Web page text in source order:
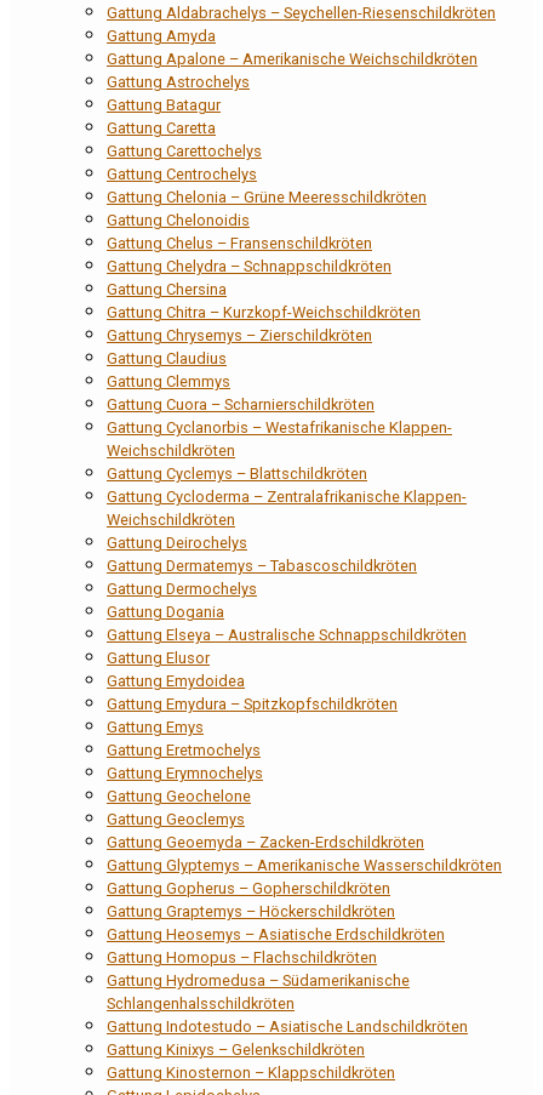
Gattung Aldabrachelys – Seychellen-Riesenschildkröten
Gattung Amyda
Gattung Apalone – Amerikanische Weichschildkröten
Gattung Astrochelys
Gattung Batagur
Gattung Caretta
Gattung Carettochelys
Gattung Centrochelys
Gattung Chelonia – Grüne Meeresschildkröten
Gattung Chelonoidis
Gattung Chelus – Fransenschildkröten
Gattung Chelydra – Schnappschildkröten
Gattung Chersina
Gattung Chitra – Kurzkopf-Weichschildkröten
Gattung Chrysemys – Zierschildkröten
Gattung Claudius
Gattung Clemmys
Gattung Cuora – Scharnierschildkröten
Gattung Cyclanorbis – Westafrikanische Klappen-
Weichschildkröten
Gattung Cyclemys – Blattschildkröten
Gattung Cycloderma – Zentralafrikanische Klappen-
Weichschildkröten
Gattung Deirochelys
Gattung Dermatemys – Tabascoschildkröten
Gattung Dermochelys
Gattung Dogania
Gattung Elseya – Australische Schnappschildkröten
Gattung Elusor
Gattung Emydoidea
Gattung Emydura – Spitzkopfschildkröten
Gattung Emys
Gattung Eretmochelys
Gattung Erymnochelys
Gattung Geochelone
Gattung Geoclemys
Gattung Geoemyda – Zacken-Erdschildkröten
Gattung Glyptemys – Amerikanische Wasserschildkröten
Gattung Gopherus – Gopherschildkröten
Gattung Graptemys – Höckerschildkröten
Gattung Heosemys – Asiatische Erdschildkröten
Gattung Homopus – Flachschildkröten
Gattung Hydromedusa – Südamerikanische
Schlangenhalsschildkröten
Gattung Indotestudo – Asiatische Landschildkröten
Gattung Kinixys – Gelenkschildkröten
Gattung Kinosternon – Klappschildkröten